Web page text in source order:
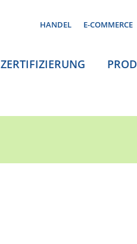
HANDEL E-COMMERCE
ZERTIFIZIERUNG